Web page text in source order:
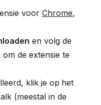
voor Chrome,
en volg de
de extensie te
klik je op het
(meestal in de